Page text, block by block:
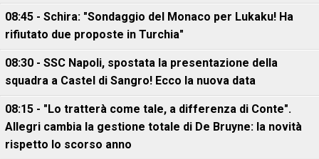
08:45 - Schira: "Sondaggio del Monaco per Lukaku! Ha
rifiutato due proposte in Turchia"
08:30 - SSC Napoli, spostata la presentazione della
squadra a Castel di Sangro! Ecco la nuova data
08:15 - "Lo tratterà come tale, a differenza di Conte".
Allegri cambia la gestione totale di De Bruyne: la novità
rispetto lo scorso anno